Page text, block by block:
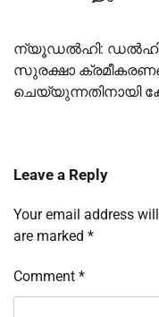
ന്യൂഡൽഹി:
സുരക്ഷാ
ചെയ്യുന്നതിനായി
Leave a Reply
Your email address
are marked *
Comment *